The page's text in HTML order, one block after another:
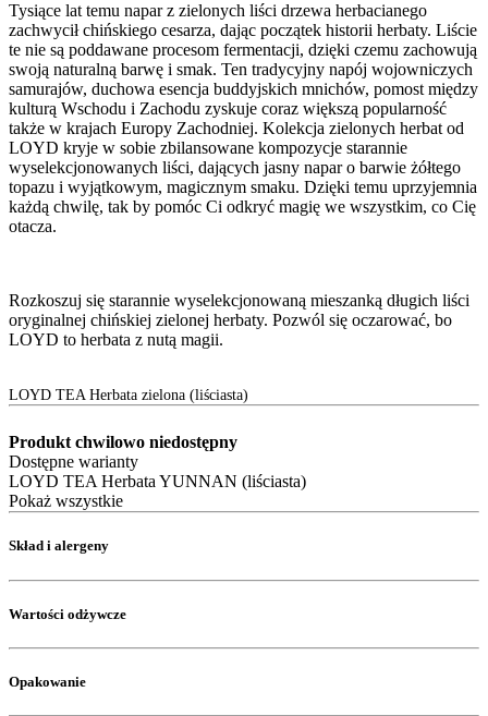
Tysiące lat temu napar z zielonych liści drzewa herbacianego
zachwycił chińskiego cesarza, dając początek historii herbaty. Liście
te nie są poddawane procesom fermentacji, dzięki czemu zachowują
swoją naturalną barwę i smak. Ten tradycyjny napój wojowniczych
samurajów, duchowa esencja buddyjskich mnichów, pomost między
kulturą Wschodu i Zachodu zyskuje coraz większą popularność
także w krajach Europy Zachodniej. Kolekcja zielonych herbat od
LOYD kryje w sobie zbilansowane kompozycje starannie
wyselekcjonowanych liści, dających jasny napar o barwie żółtego
topazu i wyjątkowym, magicznym smaku. Dzięki temu uprzyjemnia
każdą chwilę, tak by pomóc Ci odkryć magię we wszystkim, co Cię
otacza.
Rozkoszuj się starannie wyselekcjonowaną mieszanką długich liści
oryginalnej chińskiej zielonej herbaty. Pozwól się oczarować, bo
LOYD to herbata z nutą magii.
LOYD TEA Herbata zielona (liściasta)
Produkt chwilowo niedostępny
Dostępne warianty
LOYD TEA Herbata YUNNAN (liściasta)
Pokaż wszystkie
Skład i alergeny
Wartości odżywcze
Opakowanie